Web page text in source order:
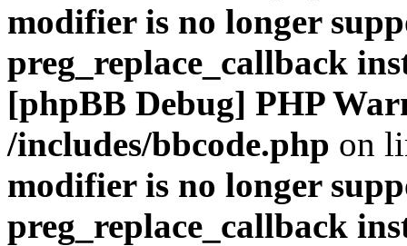
modifier is no longer
preg_replace_callback
[phpBB Debug] PHP
/includes/bbcode.php on
modifier is no longer
preg_replace_callback